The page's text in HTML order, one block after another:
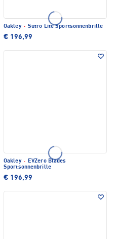
Oakley · Sutro Lite Sportsonnenbrille
€ 196,99
Oakley · EVZero Blades
Sportsonnenbrille
€ 196,99